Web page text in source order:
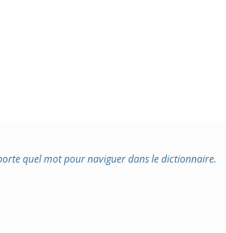
quel mot pour naviguer dans le dictionnaire.